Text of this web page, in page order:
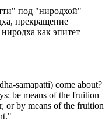
под "ниродхой"
прекращение
как эпитет
samapatti) come about?
be means of the fruition
or by means of the fruition